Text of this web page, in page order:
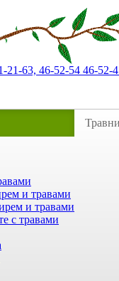
21-63, 46-52-54 46-52-
и травами
и травами
с травами